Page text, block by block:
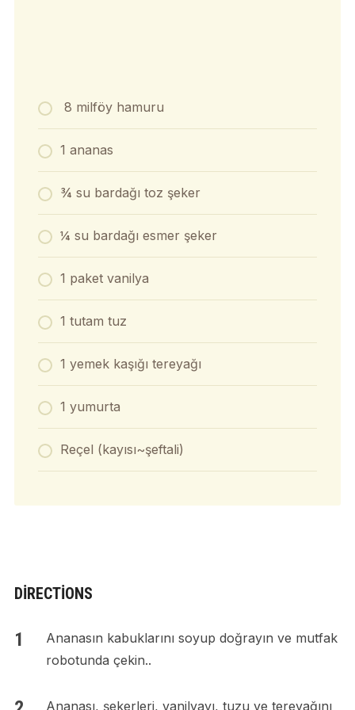
8 milföy hamuru
1 ananas
¾ su bardağı toz şeker
¼ su bardağı esmer şeker
1 paket vanilya
1 tutam tuz
1 yemek kaşığı tereyağı
1 yumurta
Reçel (kayısı~şeftali)
DIRECTIONS
Ananasın kabuklarını soyup doğrayın ve mutfak
robotunda çekin..
Ananası, şekerleri, vanilyayı, tuzu ve tereyağını